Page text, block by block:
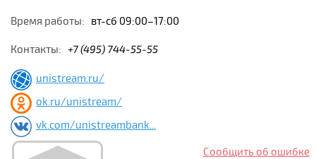
Время работы: вт-сб 09:00–17:00
Контакты: +7 (495) 744-55-55
unistream.ru/
ok.ru/unistream/
vk.com/unistreambank...
Сообщить об ошибке